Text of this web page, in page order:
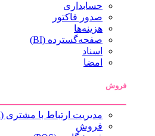
حسابداری
صدور فاکتور
هزینه‌ها
صفحه‌گسترده (BI)
اسناد
امضا
فروش
مدیریت ارتباط با مشتری (CRM)
فروش